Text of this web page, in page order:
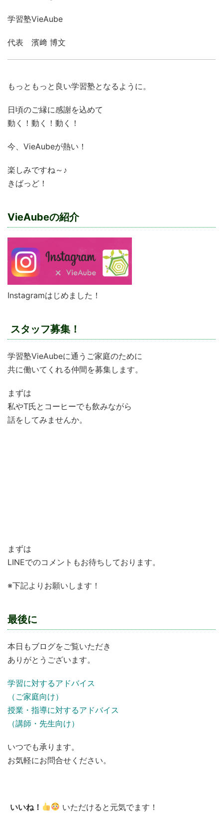
学習塾VieAube
代表 濱﨑 博文
もっともっと良い学習塾となるように。
日頃のご縁に感謝を込めて
動く！動く！動く！
今、VieAubeが熱い！
楽しみですね～♪
きばっど！
VieAubeの紹介
Instagramはじめました！
スタッフ募集！
学習塾VieAubeに通うご家庭のために
共に働いてくれる仲間を募集します。
まずは
私やT氏とコーヒーでも飲みながら
話をしてみませんか。
まずは
LINEでのコメントもお待ちしております。
※下記よりお願いします！
最後に
本日もブログをご覧いただき
ありがとうございます。
学習に対するアドバイス
（ご家庭向け）
授業・指導に対するアドバイス
（講師・先生向け）
いつでも承ります。
お気軽にお問合せください。
いいね！ いただけると元気でます！